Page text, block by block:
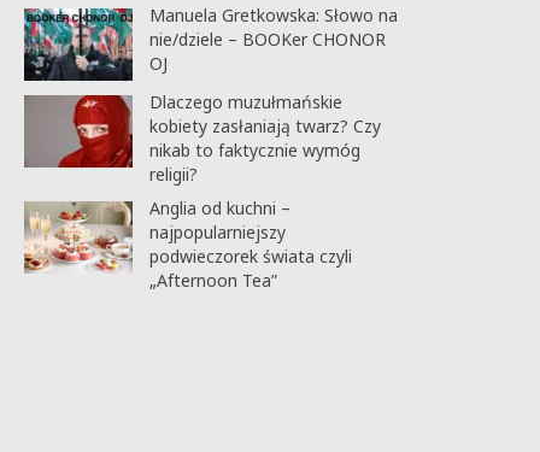
Manuela Gretkowska: Słowo na
nie/dziele – BOOKer CHONOR
OJ
Dlaczego muzułmańskie
kobiety zasłaniają twarz? Czy
nikab to faktycznie wymóg
religii?
Anglia od kuchni –
najpopularniejszy
podwieczorek świata czyli
„Afternoon Tea”